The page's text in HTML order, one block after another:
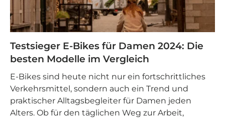
Testsieger E-Bikes für Damen 2024: Die
besten Modelle im Vergleich
E-Bikes sind heute nicht nur ein fortschrittliches
Verkehrsmittel, sondern auch ein Trend und
praktischer Alltagsbegleiter für Damen jeden
Alters. Ob für den täglichen Weg zur Arbeit,